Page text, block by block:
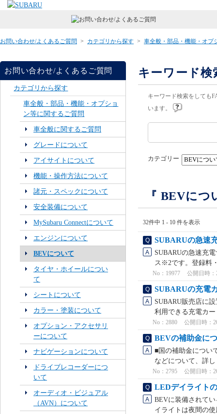
お問い合わせ/よくあるご質問 > カテゴリから探す > 車全般・部品・機能・オプ
お問い合わせ/よくあるご質問
カテゴリから探す
車全般・部品・機能・オプショ
ン等に関するご質問
車全般に関するご質問
グレードについて
アイサイトについて
機能・操作方法について
諸元・スペックについて
安全装備について
MySubaru Connectについて
エンジンについて
BEVについて
タイヤ・ホイールについ
て
シートについて
カラー・塗装について
オプション・アクセサリ
ーについて
ナビゲーションについて
ドライブレコーダーにつ
いて
オーディオ・ビジュアル
（AVN）について
キーワード検
キーワード検索をしても
います。
カテゴリー
『 BEVに
32件中 1 - 10 件を表示
SUBARUの急速
SUBARUの急速充
ス※2です。登録料
No：19977 公開日時：
SUBARUの充電
SUBARU販売店に
利用できる充電カ
No：2880 公開日時：
BEVの補助金に
■国の補助金につい
などについて、詳
No：2795 公開日時：
LEDデイライト
BEVに装備されて
イライトは夜間の